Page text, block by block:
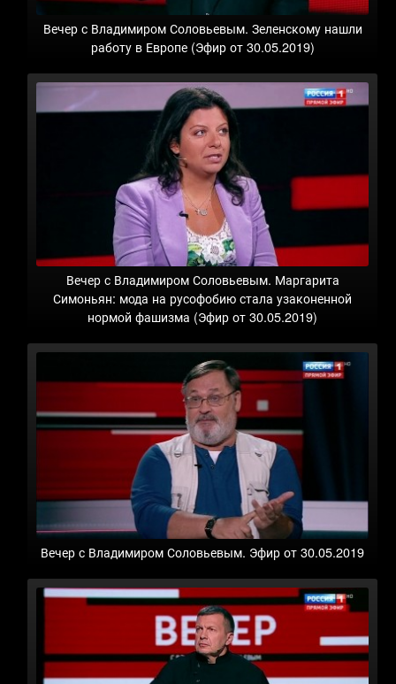
Вечер с Владимиром Соловьевым. Зеленскому нашли
работу в Европе (Эфир от 30.05.2019)
Вечер с Владимиром Соловьевым. Маргарита
Симоньян: мода на русофобию стала узаконенной
нормой фашизма (Эфир от 30.05.2019)
Вечер с Владимиром Соловьевым. Эфир от 30.05.2019